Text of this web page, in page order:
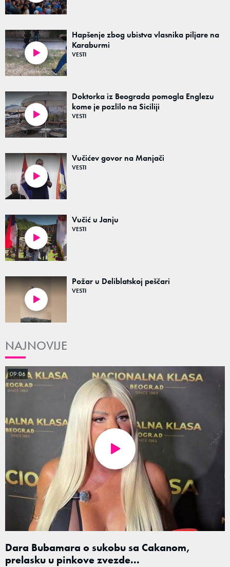
Hapšenje zbog ubistva vlasnika piljare na
Karaburmi
VESTI
Doktorka iz Beograda pomogla Englezu
kome je pozlilo na Siciliji
VESTI
Vučićev govor na Manjači
VESTI
Vučić u Janju
VESTI
Požar u Deliblatskoj peščari
VESTI
NAJNOVIJE
Dara Bubamara o sukobu sa Cakanom,
prelasku u pinkove zvezde...
09:06